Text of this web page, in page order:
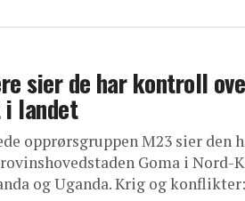
sier de har kontroll
i landet
opprørsgruppen M23 sier den
Goma i Nord-
og Uganda. Krig og